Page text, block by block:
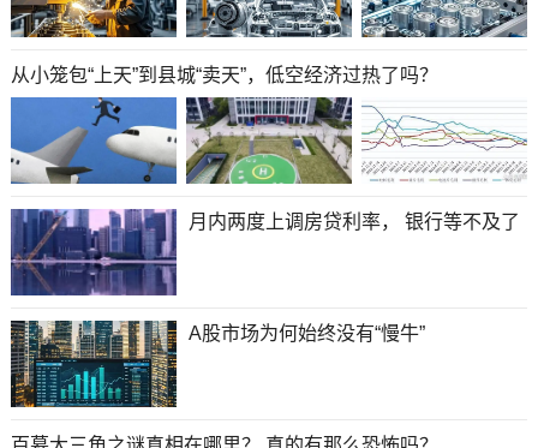
从小笼包“上天”到县城“卖天”，低空经济过热了吗？
月内两度上调房贷利率， 银行等不及了
A股市场为何始终没有“慢牛”